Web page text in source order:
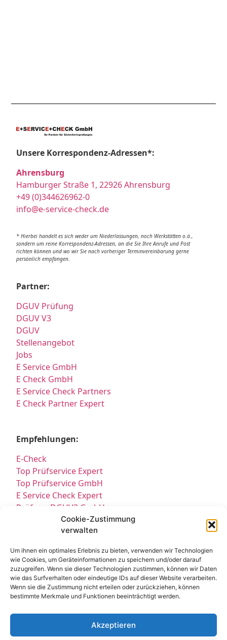
Cookie-Zustimmung
verwalten
Um ihnen ein optimales Erlebnis zu bieten, verwenden wir Technologien
wie Cookies, um Geräteinformationen zu speichern und/oder darauf
zuzugreifen. Wenn sie dieser Technologien zustimmen, können wir Daten
wie das Surfverhalten oder eindeutige IDs auf dieser Website verarbeiten.
Wenn sie die Zustimmung nicht erteilen oder zurückziehen, können
bestimmte Merkmale und Funktionen beeinträchtigt werden.
Akzeptieren
Unsere Korrespondenz-Adressen*:
Ahrensburg
Hamburger Straße 1, 22926 Ahrensburg
+49 (0)344626962-0
info@e-service-check.de
* Hierbei handelt es sich weder um Niederlassungen, noch Werkstätten o.ä.,
sondern um reine Korrespondenz-Adressen, an die Sie Ihre Anrufe und Post
richten können und wo wir Sie nach vorheriger Terminvereinbarung gerne
persönlich empfangen.
Partner:
DGUV Prüfung
DGUV V3
DGUV
Stellenangebot
Jobs
E Service GmbH
E Check GmbH
E Service Check Partners
E Check Partner Expert
Empfehlungen:
E-Check
Top Prüfservice Expert
Top Prüfservice GmbH
E Service Check Expert
Prüfung DGUV3 GmbH
Sicherheitsprüfungen Partners
Sicherheitsprüfungen Expert
Prüfung elektrischer Anlagen